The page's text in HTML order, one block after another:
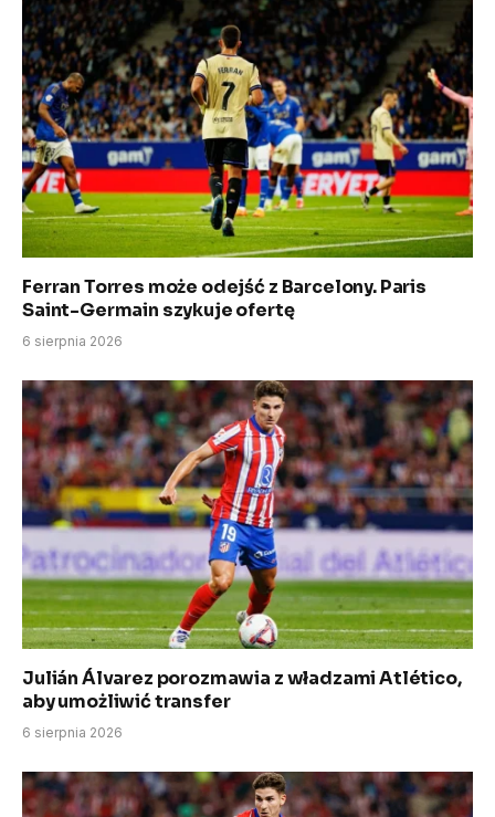
Ferran Torres może odejść z Barcelony. Paris
Saint-Germain szykuje ofertę
6 sierpnia 2026
Julián Álvarez porozmawia z władzami Atlético,
aby umożliwić transfer
6 sierpnia 2026